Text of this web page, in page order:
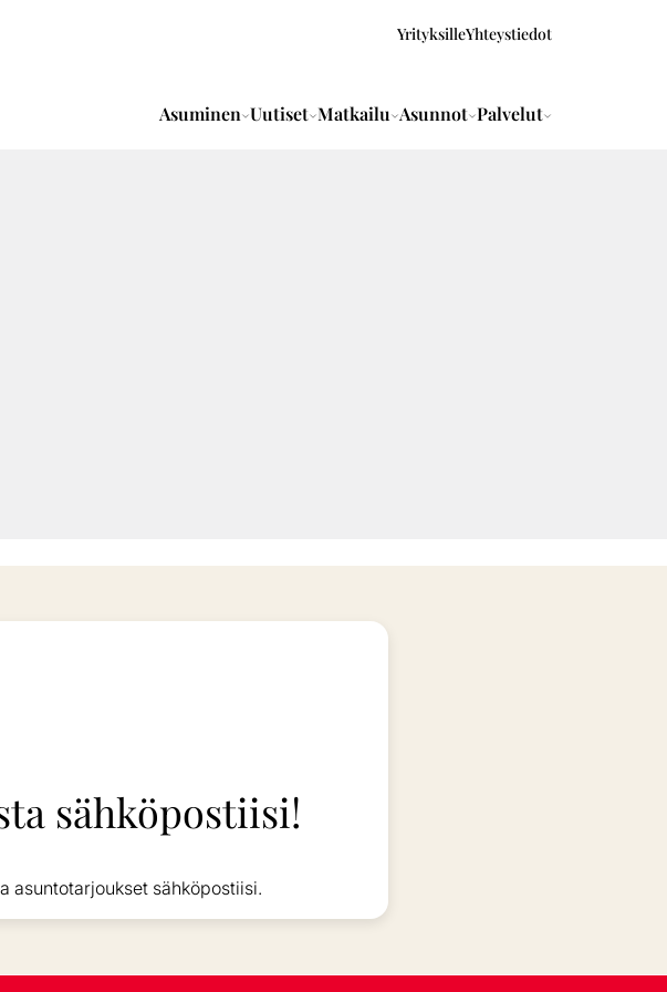
YrityksilleYhteystiedot
Asuminen Uutiset Matkailu Asunnot Palvelut
sähköpostiisi!
asuntotarjoukset sähköpostiisi.